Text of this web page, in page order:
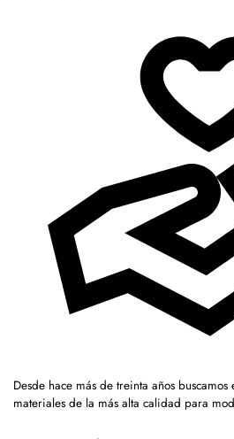
Desde hace más de treinta años
materiales de la más alta calidad para